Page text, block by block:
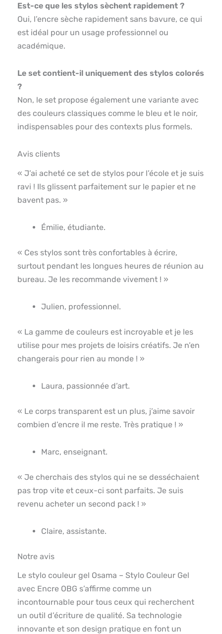
Est-ce que les stylos sèchent rapidement ?
Oui, l’encre sèche rapidement sans bavure, ce qui
est idéal pour un usage professionnel ou
académique.
Le set contient-il uniquement des stylos colorés
?
Non, le set propose également une variante avec
des couleurs classiques comme le bleu et le noir,
indispensables pour des contexts plus formels.
Avis clients
« J’ai acheté ce set de stylos pour l’école et je suis
ravi ! Ils glissent parfaitement sur le papier et ne
bavent pas. »
Émilie, étudiante.
« Ces stylos sont très confortables à écrire,
surtout pendant les longues heures de réunion au
bureau. Je les recommande vivement ! »
Julien, professionnel.
« La gamme de couleurs est incroyable et je les
utilise pour mes projets de loisirs créatifs. Je n’en
changerais pour rien au monde ! »
Laura, passionnée d’art.
« Le corps transparent est un plus, j’aime savoir
combien d’encre il me reste. Très pratique ! »
Marc, enseignant.
« Je cherchais des stylos qui ne se desséchaient
pas trop vite et ceux-ci sont parfaits. Je suis
revenu acheter un second pack ! »
Claire, assistante.
Notre avis
Le stylo couleur gel Osama – Stylo Couleur Gel
avec Encre OBG s’affirme comme un
incontournable pour tous ceux qui recherchent
un outil d’écriture de qualité. Sa technologie
innovante et son design pratique en font un